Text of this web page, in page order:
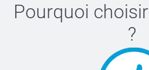
Pourquoi choisir
?